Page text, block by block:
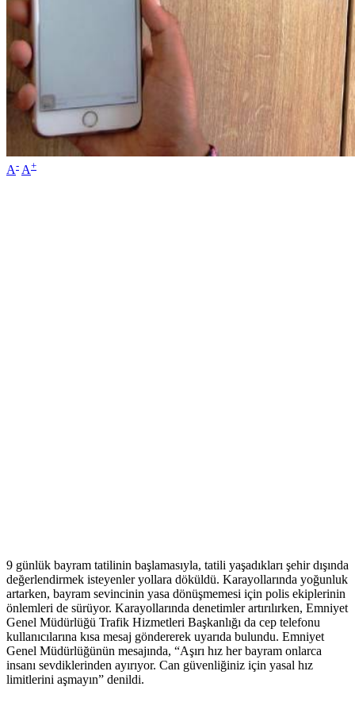
A- A+
9 günlük bayram tatilinin başlamasıyla, tatili yaşadıkları şehir dışında
değerlendirmek isteyenler yollara döküldü. Karayollarında yoğunluk
artarken, bayram sevincinin yasa dönüşmemesi için polis ekiplerinin
önlemleri de sürüyor. Karayollarında denetimler artırılırken, Emniyet
Genel Müdürlüğü Trafik Hizmetleri Başkanlığı da cep telefonu
kullanıcılarına kısa mesaj göndererek uyarıda bulundu. Emniyet
Genel Müdürlüğünün mesajında, “Aşırı hız her bayram onlarca
insanı sevdiklerinden ayırıyor. Can güvenliğiniz için yasal hız
limitlerini aşmayın” denildi.